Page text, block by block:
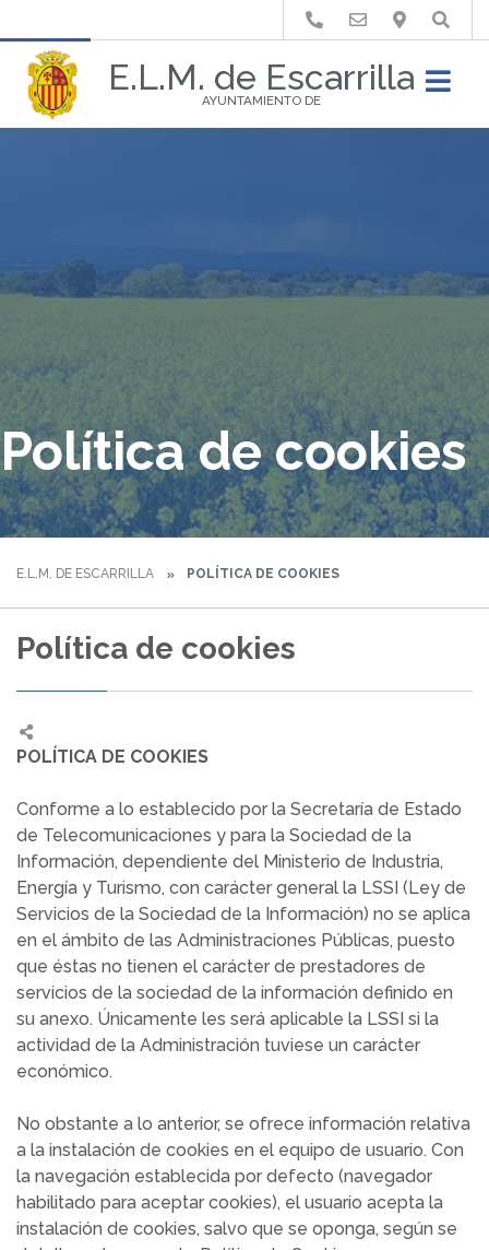
E.L.M. de Escarrilla
AYUNTAMIENTO DE
Buscar
Política de cookies
E.L.M. DE ESCARRILLA POLÍTICA DE COOKIES
Política de cookies
POLÍTICA DE COOKIES
Conforme a lo establecido por la Secretaría de Estado
de Telecomunicaciones y para la Sociedad de la
Información, dependiente del Ministerio de Industria,
Energía y Turismo, con carácter general la LSSI (Ley de
Servicios de la Sociedad de la Información) no se aplica
en el ámbito de las Administraciones Públicas, puesto
que éstas no tienen el carácter de prestadores de
servicios de la sociedad de la información definido en
su anexo. Únicamente les será aplicable la LSSI si la
actividad de la Administración tuviese un carácter
económico.
No obstante a lo anterior, se ofrece información relativa
a la instalación de cookies en el equipo de usuario. Con
la navegación establecida por defecto (navegador
habilitado para aceptar cookies), el usuario acepta la
instalación de cookies, salvo que se oponga, según se